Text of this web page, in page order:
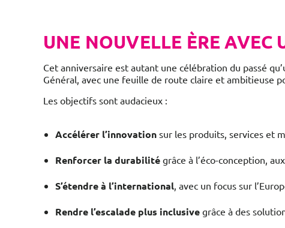
UNE NOUVELLE ÈRE AVEC
Cet anniversaire est autant une célébration du passé
Général, avec une feuille de route claire et ambitieuse
Les objectifs sont audacieux :
Accélérer l’innovation sur les produits, services et
Renforcer la durabilité grâce à l’éco-conception,
S’étendre à l’international, avec un focus sur
Rendre l’escalade plus inclusive grâce à des